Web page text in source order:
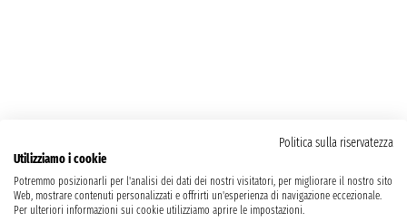
Politica sulla riservatezza
Utilizziamo i cookie
Potremmo posizionarli per l'analisi dei dati dei nostri visitatori, per migliorare il nostro sito
Web, mostrare contenuti personalizzati e offrirti un'esperienza di navigazione eccezionale.
Per ulteriori informazioni sui cookie utilizziamo aprire le impostazioni.